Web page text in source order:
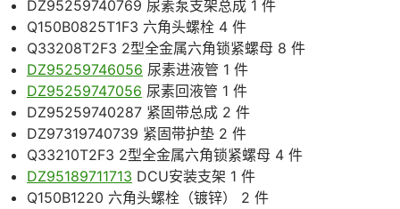
DZ95259740769 尿素泵支架总成 1 件
Q150B0825T1F3 六角头螺栓 4 件
Q33208T2F3 2型全金属六角锁紧螺母 8 件
DZ95259746056 尿素进液管 1 件
DZ95259747056 尿素回液管 1 件
DZ95259740287 紧固带总成 2 件
DZ97319740739 紧固带护垫 2 件
Q33210T2F3 2型全金属六角锁紧螺母 4 件
DZ95189711713 DCU安装支架 1 件
Q150B1220 六角头螺栓（镀锌） 2 件